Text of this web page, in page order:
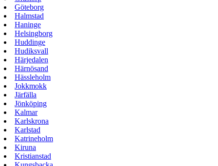
Göteborg
Halmstad
Haninge
Helsingborg
Huddinge
Hudiksvall
Härjedalen
Härnösand
Hässleholm
Jokkmokk
Järfälla
Jönköping
Kalmar
Karlskrona
Karlstad
Katrineholm
Kiruna
Kristianstad